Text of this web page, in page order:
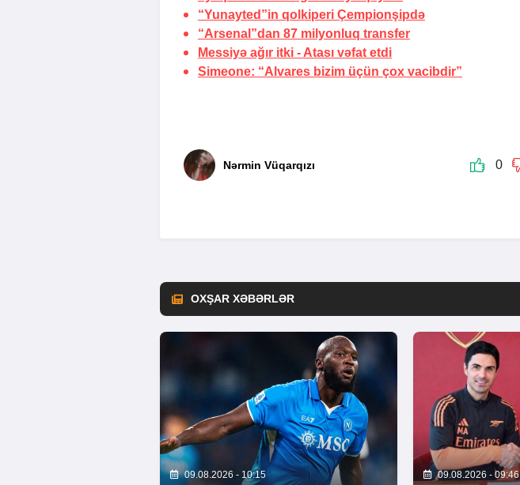
“Yunayted”in qolkiperi Çempionşipdə
“Arsenal”dan 87 milyonluq transfer
Messiyə ağır itki -Atası vəfat etdi
Simeone: “Alvares bizim üçün çox vacibdir”
Nərmin Vüqarqızı 0
OXŞAR XƏBƏRLƏR
09.08.2026 - 10:15 09.08.2026 - 09:46